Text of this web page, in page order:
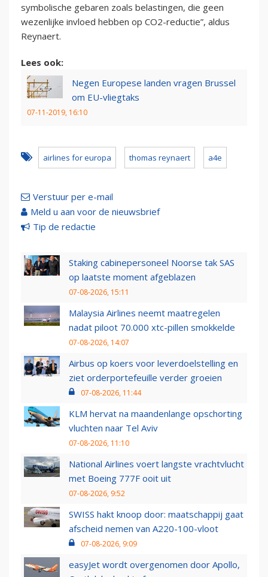
symbolische gebaren zoals belastingen, die geen
wezenlijke invloed hebben op CO2-reductie”, aldus
Reynaert.
Lees ook:
Negen Europese landen vragen Brussel
om EU-vliegtaks
07-11-2019, 16:10
airlines for europa thomas reynaert a4e
Verstuur per e-mail
Meld u aan voor de nieuwsbrief
Tip de redactie
Staking cabinepersoneel Noorse tak SAS
op laatste moment afgeblazen
07-08-2026, 15:11
Malaysia Airlines neemt maatregelen
nadat piloot 70.000 xtc-pillen smokkelde
07-08-2026, 14:07
Airbus op koers voor leverdoelstelling en
ziet orderportefeuille verder groeien
07-08-2026, 11:44
KLM hervat na maandenlange opschorting
vluchten naar Tel Aviv
07-08-2026, 11:10
National Airlines voert langste vrachtvlucht
met Boeing 777F ooit uit
07-08-2026, 9:52
SWISS hakt knoop door: maatschappij gaat
afscheid nemen van A220-100-vloot
07-08-2026, 9:09
easyJet wordt overgenomen door Apollo,